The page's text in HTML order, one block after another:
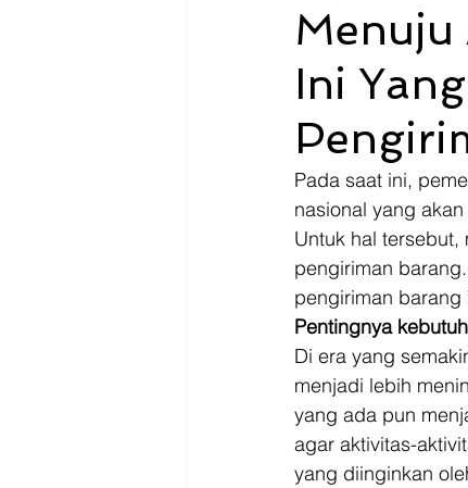
Menuju
Ini
Pada saat ini,
nasional yang
Untuk hal
pengiriman
pengiriman barang
Pentingnya
Di era yang
menjadi lebih
yang ada pun
agar aktivitas-
yang diinginkan